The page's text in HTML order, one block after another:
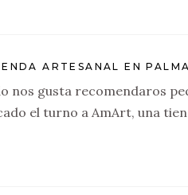
ARTESANAL EN
nos gusta recomendaros
el turno a AmArt, una